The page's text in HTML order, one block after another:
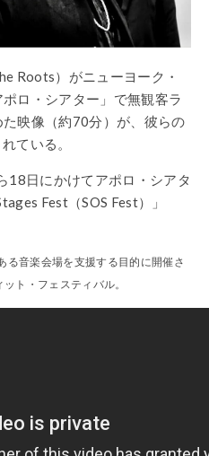
Roots）がニューヨーク・
ロ・シアター」で無観客ラ
映像（約70分）が、彼らの
ている。
18日にかけてアポロ・シアタ
Fest（SOS Fest）」
る音楽会場を支援する目的に開催さ
ト・フェスティバル。